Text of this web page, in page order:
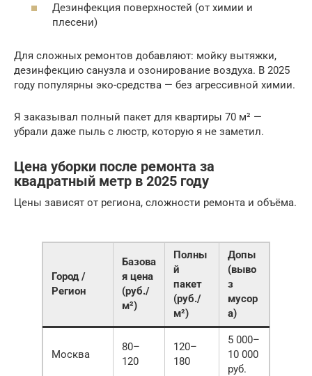
Дезинфекция поверхностей (от химии и
плесени)
Для сложных ремонтов добавляют: мойку вытяжки,
дезинфекцию санузла и озонирование воздуха. В 2025
году популярны эко-средства — без агрессивной химии.
Я заказывал полный пакет для квартиры 70 м² —
убрали даже пыль с люстр, которую я не заметил.
Цена уборки после ремонта за
квадратный метр в 2025 году
Цены зависят от региона, сложности ремонта и объёма.
Город /
Регион
Базова
я цена
(руб./
м²)
Полны
й
пакет
(руб./
м²)
Допы
(выво
з
мусор
а)
Москва
80–
120
120–
180
5 000–
10 000
руб.